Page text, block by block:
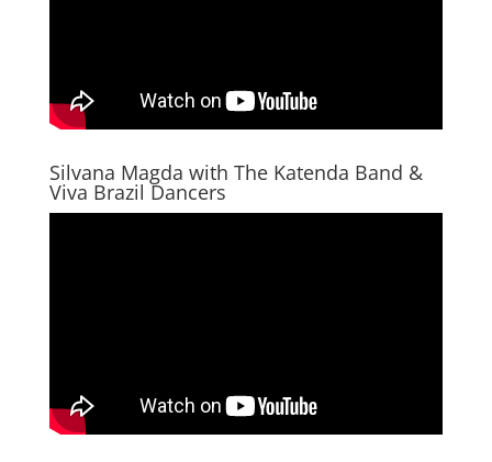
Silvana Magda with The Katenda Band &
Viva Brazil Dancers